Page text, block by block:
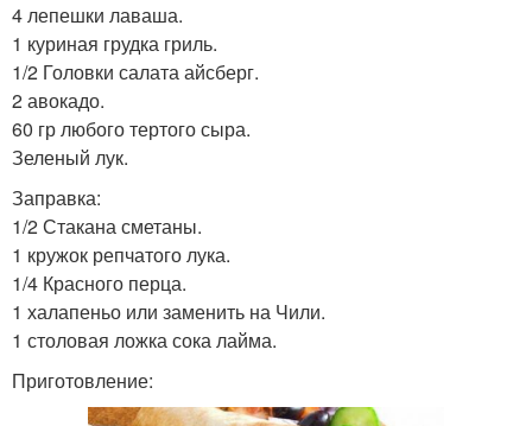
4 лепешки лаваша.
1 куриная грудка гриль.
1/2 Головки салата айсберг.
2 авокадо.
60 гр любого тертого сыра.
Зеленый лук.
Заправка:
1/2 Стакана сметаны.
1 кружок репчатого лука.
1/4 Красного перца.
1 халапеньо или заменить на Чили.
1 столовая ложка сока лайма.
Приготовление: